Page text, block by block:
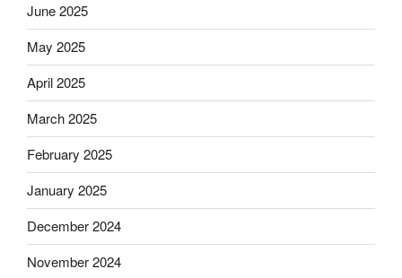
June 2025
May 2025
April 2025
March 2025
February 2025
January 2025
December 2024
November 2024